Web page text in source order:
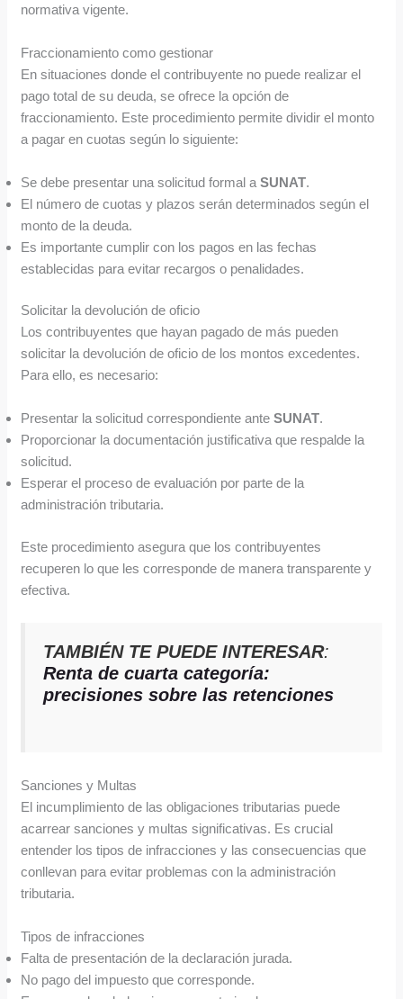
normativa vigente.
Fraccionamiento como gestionar
En situaciones donde el contribuyente no puede realizar el
pago total de su deuda, se ofrece la opción de
fraccionamiento. Este procedimiento permite dividir el monto
a pagar en cuotas según lo siguiente:
Se debe presentar una solicitud formal aSUNAT.
El número de cuotas y plazos serán determinados según el
monto de la deuda.
Es importante cumplir con los pagos en las fechas
establecidas para evitar recargos o penalidades.
Solicitar la devolución de oficio
Los contribuyentes que hayan pagado de más pueden
solicitar la devolución de oficio de los montos excedentes.
Para ello, es necesario:
Presentar la solicitud correspondiente anteSUNAT.
Proporcionar la documentación justificativa que respalde la
solicitud.
Esperar el proceso de evaluación por parte de la
administración tributaria.
Este procedimiento asegura que los contribuyentes
recuperen lo que les corresponde de manera transparente y
efectiva.
TAMBIÉN TE PUEDE INTERESAR:
Renta de cuarta categoría:
precisiones sobre las retenciones
Sanciones y Multas
El incumplimiento de las obligaciones tributarias puede
acarrear sanciones y multas significativas. Es crucial
entender los tipos de infracciones y las consecuencias que
conllevan para evitar problemas con la administración
tributaria.
Tipos de infracciones
Falta de presentación de la declaración jurada.
No pago del impuesto que corresponde.